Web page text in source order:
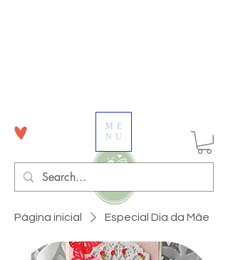
ME
NU
Página inicial Especial Dia da Mãe